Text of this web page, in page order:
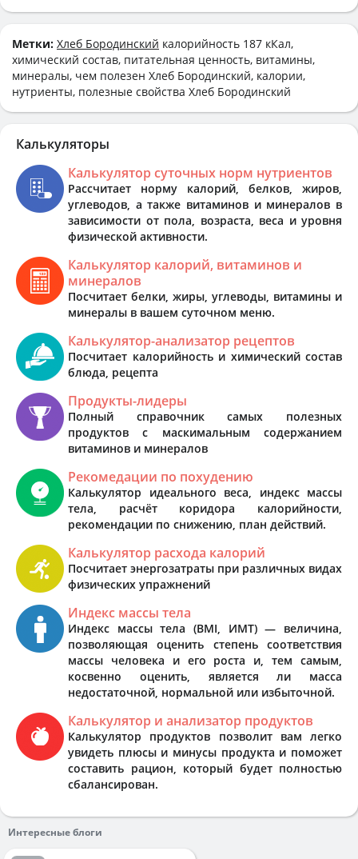
Метки: Хлеб Бородинский калорийность 187 кКал,
химический состав, питательная ценность, витамины,
минералы, чем полезен Хлеб Бородинский, калории,
нутриенты, полезные свойства Хлеб Бородинский
Калькуляторы
Калькулятор суточных норм нутриентов
Рассчитает норму калорий, белков, жиров,
углеводов, а также витаминов и минералов в
зависимости от пола, возраста, веса и уровня
физической активности.
Калькулятор калорий, витаминов и
минералов
Посчитает белки, жиры, углеводы, витамины и
минералы в вашем суточном меню.
Калькулятор-анализатор рецептов
Посчитает калорийность и химический состав
блюда, рецепта
Продукты-лидеры
Полный справочник самых полезных
продуктов с маскимальным содержанием
витаминов и минералов
Рекомедации по похудению
Калькулятор идеального веса, индекс массы
тела, расчёт коридора калорийности,
рекомендации по снижению, план действий.
Калькулятор расхода калорий
Посчитает энергозатраты при различных видах
физических упражнений
Индекс массы тела
Индекс массы тела (BMI, ИМТ) — величина,
позволяющая оценить степень соответствия
массы человека и его роста и, тем самым,
косвенно оценить, является ли масса
недостаточной, нормальной или избыточной.
Калькулятор и анализатор продуктов
Калькулятор продуктов позволит вам легко
увидеть плюсы и минусы продукта и поможет
составить рацион, который будет полностью
сбалансирован.
Интересные блоги